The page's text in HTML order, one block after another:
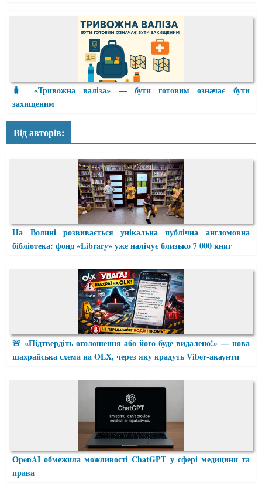
🧳 «Тривожна валіза» — бути готовим означає бути
захищеним
Від авторів:
На Волині розвивається унікальна публічна англомовна
бібліотека: фонд «Library» уже налічує близько 7 000 книг
🚨 «Підтвердіть оголошення або його буде видалено!» — нова
шахрайська схема на OLX, через яку крадуть Viber-акаунти
OpenAI обмежила можливості ChatGPT у сфері медицини та
права